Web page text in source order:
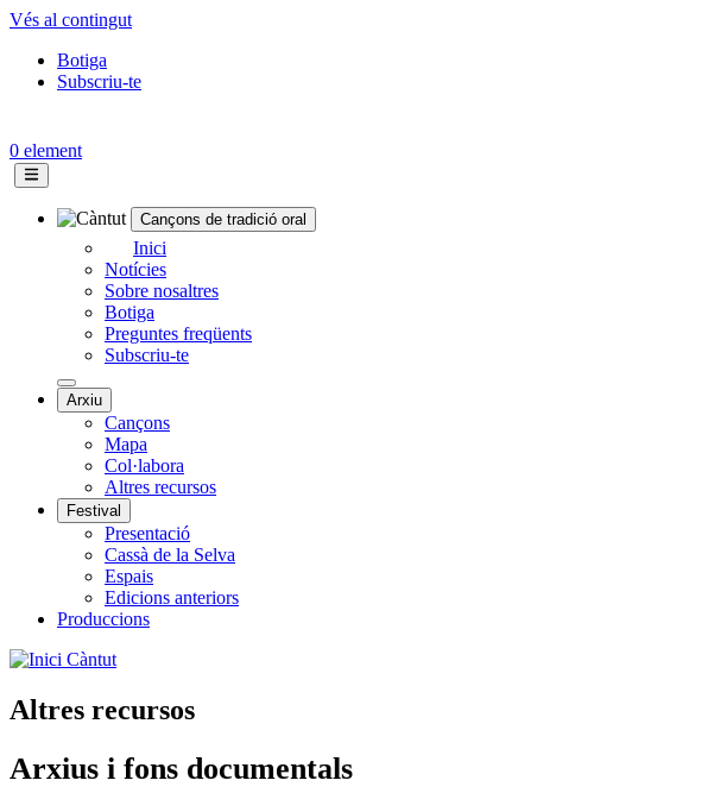
Vés al contingut
Topbar
Botiga
Subscriu-te
0 element
Navegació
principal
Cançons de tradició oral
Inici
Notícies
Sobre nosaltres
Botiga
Preguntes freqüents
Subscriu-te
Arxiu
Cançons
Mapa
Col·labora
Altres recursos
Festival
Presentació
Cassà de la Selva
Espais
Edicions anteriors
Produccions
Càntut
Altres recursos
Arxius i fons documentals